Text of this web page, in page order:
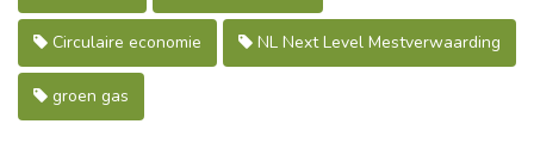
Circulaire economie NL Next Level Mestverwaarding
groen gas